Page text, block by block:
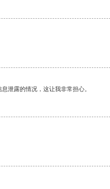
泄露的情况，这让我非常担心。